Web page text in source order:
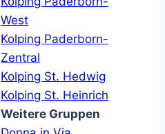
West
Kolping Paderborn-
Zentral
Kolping St. Hedwig
Kolping St. Heinrich
Weitere Gruppen